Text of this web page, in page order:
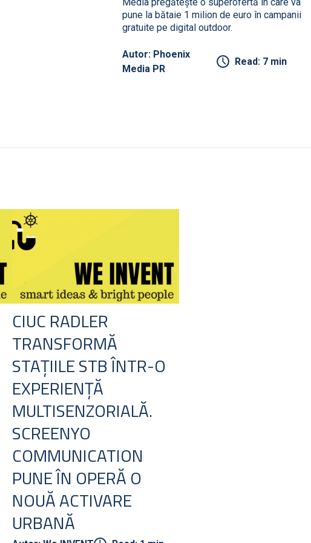
pune la bătaie 1 milion de euro în campanii
gratuite pe digital outdoor.
Autor: Phoenix
Media PR
Read: 7 min
CIUC RADLER
TRANSFORMĂ
STAȚIILE STB ÎNTR-O
EXPERIENȚĂ
MULTISENZORIALĂ.
SCREENYO
COMMUNICATION
PUNE ÎN OPERĂ O
NOUĂ ACTIVARE
URBANĂ